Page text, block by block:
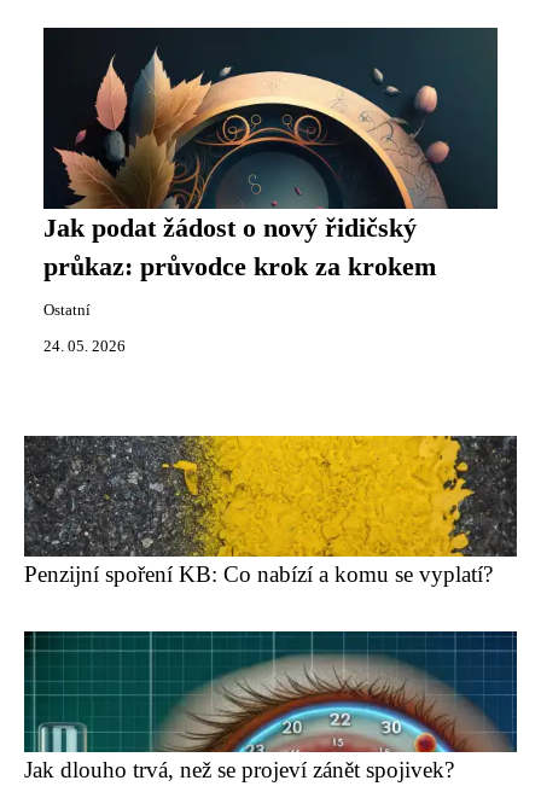
Jak podat žádost o nový řidičský
průkaz: průvodce krok za krokem
Ostatní
24. 05. 2026
Penzijní spoření KB: Co nabízí a komu se vyplatí?
Jak dlouho trvá, než se projeví zánět spojivek?